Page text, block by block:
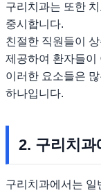
구리치과는 또한
중시합니다.
친절한 직원들이
제공하여 환자들이
이러한 요소들은
하나입니다.
2. 구리치
구리치과에서는 일